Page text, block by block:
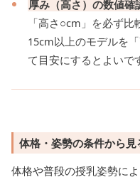
厚み（高さ）の数値確
「高さ○cm」を必ず比
15cm以上のモデルを
て目安にするとよいで
体格・姿勢の条件から見
体格や普段の授乳姿勢に